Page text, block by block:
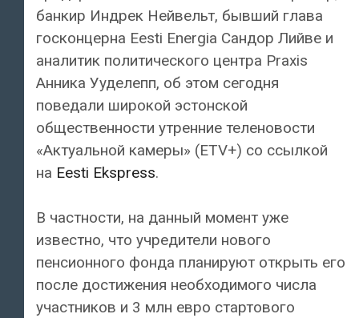
банкир Индрек Нейвельт, бывший глава
госконцерна Eesti Energia Сандор Лийве и
аналитик политического центра Praxis
Анника Ууделепп, об этом сегодня
поведали широкой эстонской
общественности утренние теленовости
«Актуальной камеры» (ETV+) со ссылкой
на Eesti Ekspress.
В частности, на данный момент уже
известно, что учредители нового
пенсионного фонда планируют открыть его
после достижения необходимого числа
участников и 3 млн евро стартового